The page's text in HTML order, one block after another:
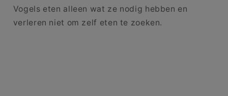
Vogels eten alleen wat ze nodig hebben en
verleren niet om zelf eten te zoeken.